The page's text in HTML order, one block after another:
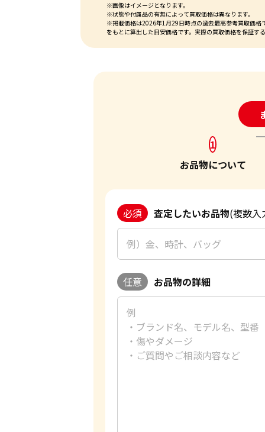
※画像はイメージとなります。
※状態や付属品の有無によって買取価格は異なります。
※掲載価格は2026年1月29日時点の過去最高参考買取価格
をもとに算出した目安価格です。実際の買取価格を保証
24
1
お品物について
必須 査定したいお品物(複数入
任意 お品物の詳細